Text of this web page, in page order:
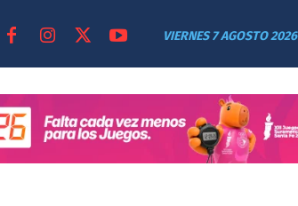
VIERNES 7 AGOSTO 2026